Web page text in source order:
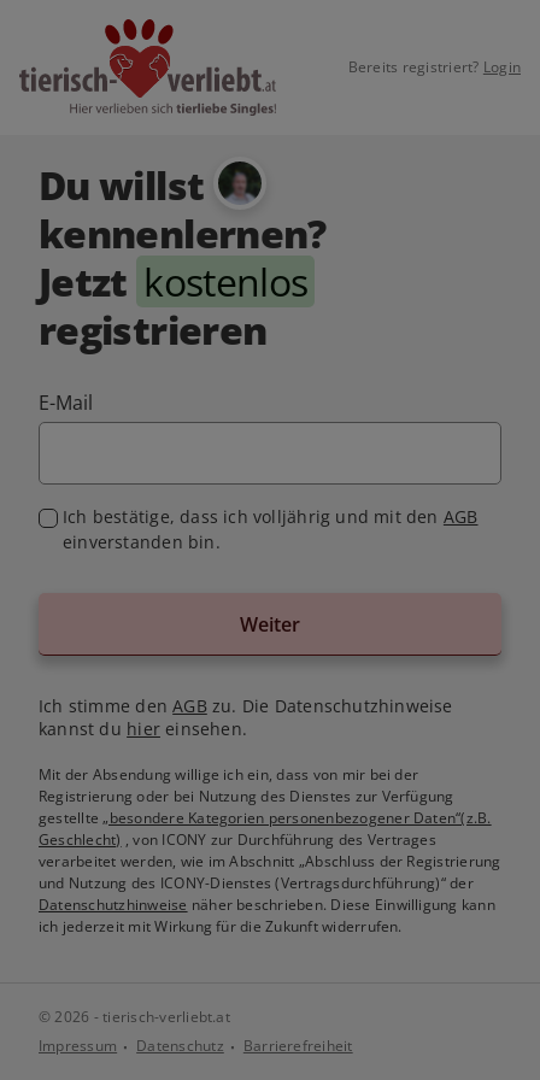
Bereits registriert? Login
Du willst
kennenlernen?
Jetzt kostenlos
registrieren
E-Mail
Ich bestätige, dass ich volljährig und mit den AGB
einverstanden bin.
Weiter
Ich stimme denAGB zu. Die Datenschutzhinweise
kannst du hiereinsehen.
Mit der Absendung willige ich ein, dass von mir bei der
Registrierung oder bei Nutzung des Dienstes zur Verfügung
gestellte„besondere Kategorien personenbezogener Daten“(z.B.
Geschlecht) , von ICONY zur Durchführung des Vertrages
verarbeitet werden, wie im Abschnitt „Abschluss der Registrierung
und Nutzung des ICONY-Dienstes (Vertragsdurchführung)“ der
Datenschutzhinweise näher beschrieben. Diese Einwilligung kann
ich jederzeit mit Wirkung für die Zukunft widerrufen.
© 2026 - tierisch-verliebt.at
Impressum
Datenschutz Barrierefreiheit